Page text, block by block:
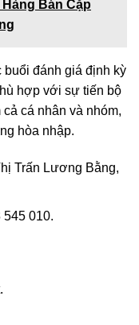
Bán Cặp
đánh giá định kỳ
hợp với sự tiến bộ
cá nhân và nhóm,
hòa nhập.
Trấn Lương Bằng,
545 010.